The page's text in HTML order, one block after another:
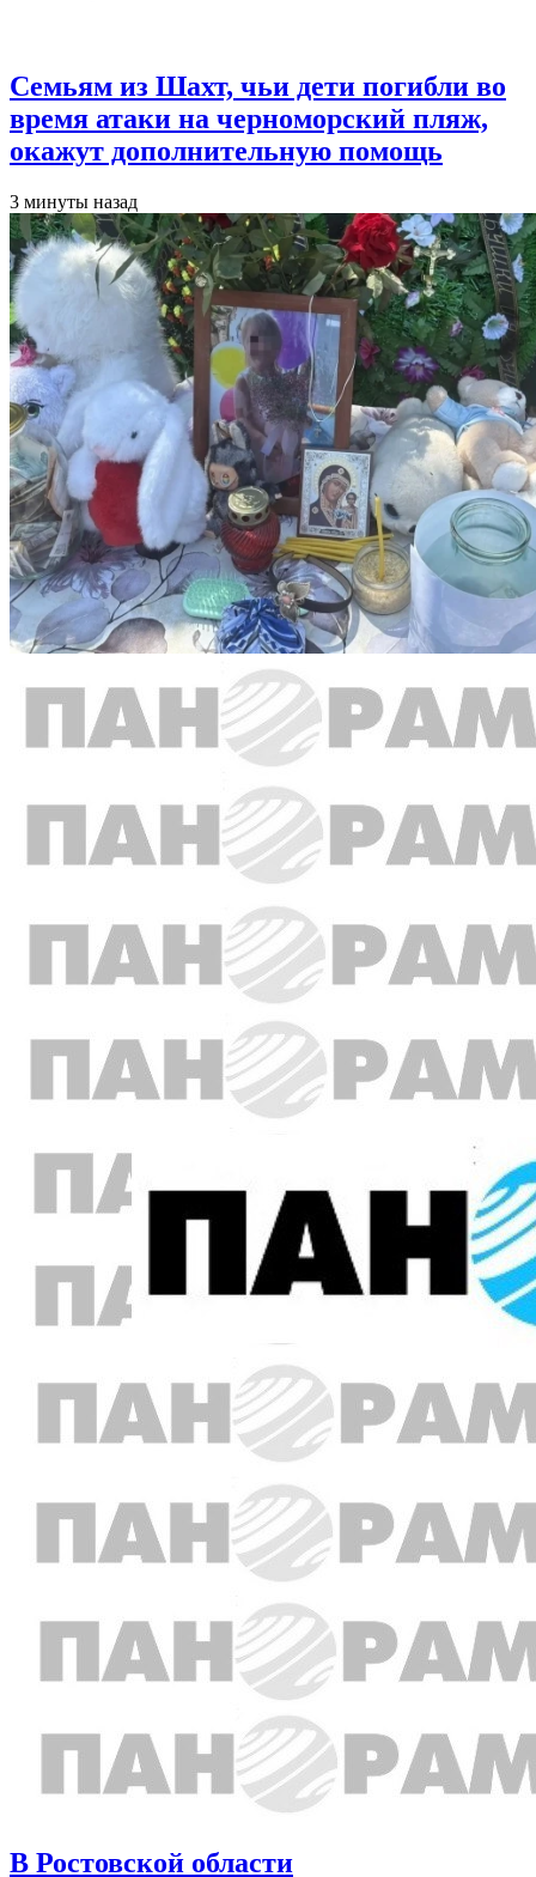
Семьям из Шахт, чьи дети погибли во
время атаки на черноморский пляж,
окажут дополнительную помощь
3 минуты назад
В Ростовской области